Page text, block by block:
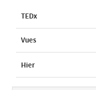
TEDx
Vues
Hier